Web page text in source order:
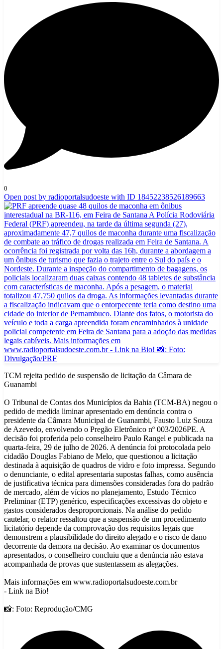
0
Open post by radioportalsudoeste with ID 18452238526189663
TCM rejeita pedido de suspensão de licitação da Câmara de
Guanambi
O Tribunal de Contas dos Municípios da Bahia (TCM-BA) negou o
pedido de medida liminar apresentado em denúncia contra o
presidente da Câmara Municipal de Guanambi, Fausto Luiz Souza
de Azevedo, envolvendo o Pregão Eletrônico nº 003/2026PE. A
decisão foi proferida pelo conselheiro Paulo Rangel e publicada na
quarta-feira, 29 de julho de 2026. A denúncia foi protocolada pelo
cidadão Douglas Fabiano de Melo, que questionou a licitação
destinada à aquisição de quadros de vidro e foto impressa. Segundo
o denunciante, o edital apresentaria supostas falhas, como ausência
de justificativa técnica para dimensões consideradas fora do padrão
de mercado, além de vícios no planejamento, Estudo Técnico
Preliminar (ETP) genérico, especificações excessivas do objeto e
gastos considerados desproporcionais. Na análise do pedido
cautelar, o relator ressaltou que a suspensão de um procedimento
licitatório depende da comprovação dos requisitos legais que
demonstrem a plausibilidade do direito alegado e o risco de dano
decorrente da demora na decisão. Ao examinar os documentos
apresentados, o conselheiro concluiu que a denúncia não estava
acompanhada de provas que sustentassem as alegações.
Mais informações em www.radioportalsudoeste.com.br
- Link na Bio!
📸: Foto: Reprodução/CMG